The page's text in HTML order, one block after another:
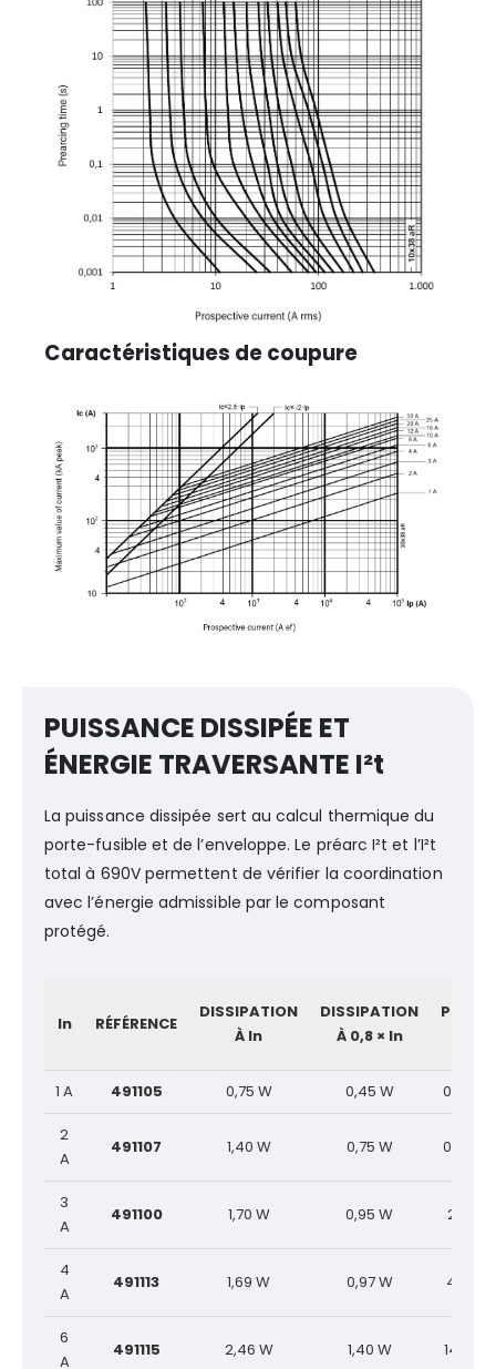
Caractéristiques de coupure
PUISSANCE DISSIPÉE ET
ÉNERGIE TRAVERSANTE I²t
La puissance dissipée sert au calcul thermique du
porte-fusible et de l’enveloppe. Le préarc I²t et l’I²t
total à 690V permettent de vérifier la coordination
avec l’énergie admissible par le composant
protégé.
In RÉFÉRENCE
DISSIPATION
À In
DISSIPATION
À 0,8 × In
1 A 491105 0,75 W 0,45 W 0,20
2
A
491107 1,40 W 0,75 W 0,80
3
A
491100 1,70 W 0,95 W 2,5 A²s
4
A
491113 1,69 W 0,97 W 4,9 A²s
6
A
491115 2,46 W 1,40 W 14,0 A²s